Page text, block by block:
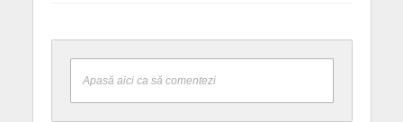
Apasă aici ca să comentezi